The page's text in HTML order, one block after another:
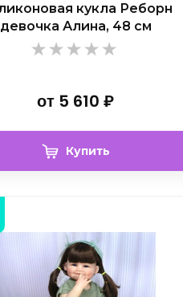
кукла Реборн
девочка Алина, 48 см
от 5 610 ₽
Купить